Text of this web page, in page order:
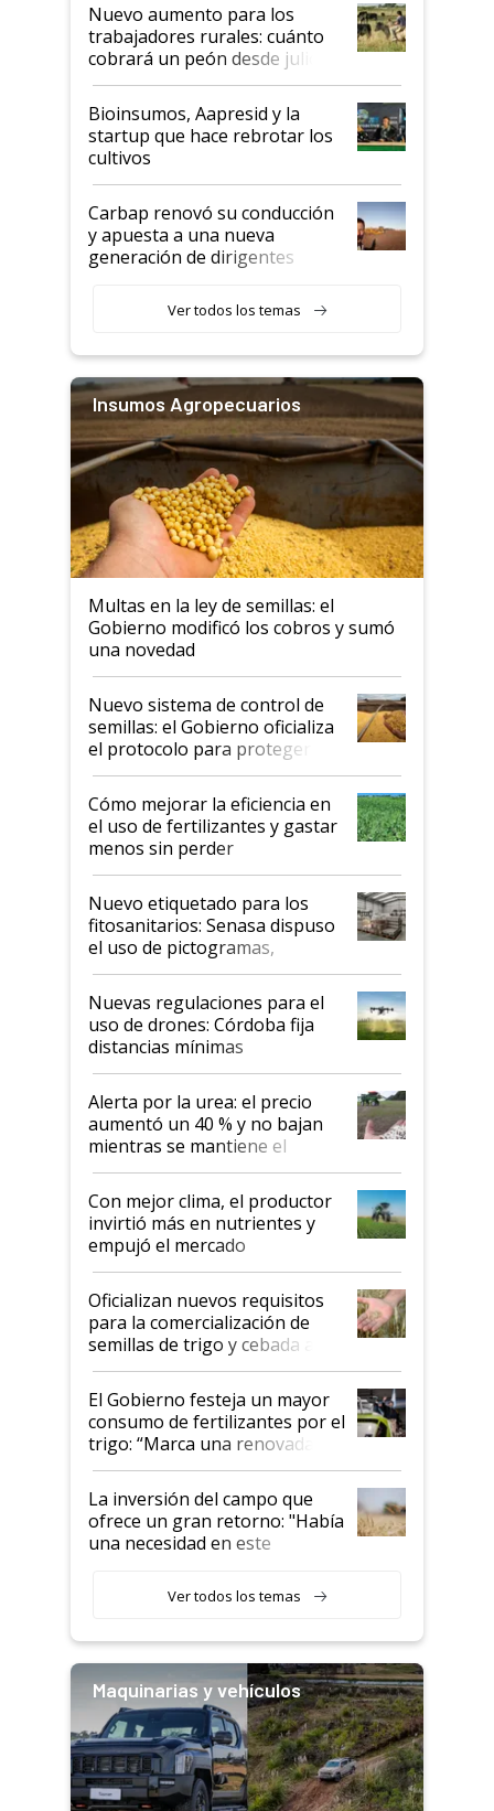
Nuevo aumento para los
trabajadores rurales: cuánto
cobrará un peón desde julio
Bioinsumos, Aapresid y la
startup que hace rebrotar los
cultivos
Carbap renovó su conducción
y apuesta a una nueva
generación de dirigentes
Ver todos los temas
Insumos Agropecuarios
Multas en la ley de semillas: el
Gobierno modificó los cobros y sumó
una novedad
Nuevo sistema de control de
semillas: el Gobierno oficializa
el protocolo para proteger la
propiedad intelectual
Cómo mejorar la eficiencia en
el uso de fertilizantes y gastar
menos sin perder
productividad en la campaña
fina
Nuevo etiquetado para los
fitosanitarios: Senasa dispuso
el uso de pictogramas,
palabras de advertencia e
indicaciones
Nuevas regulaciones para el
uso de drones: Córdoba fija
distancias mínimas
Alerta por la urea: el precio
aumentó un 40 % y no bajan
mientras se mantiene el
conflicto en Medio Oriente
Con mejor clima, el productor
invirtió más en nutrientes y
empujó el mercado
Oficializan nuevos requisitos
para la comercialización de
semillas de trigo y cebada a
granel
El Gobierno festeja un mayor
consumo de fertilizantes por el
trigo: “Marca una renovada
confianza de los productores”
La inversión del campo que
ofrece un gran retorno: "Había
una necesidad en este
Ver todos los temas
Maquinarias y vehículos